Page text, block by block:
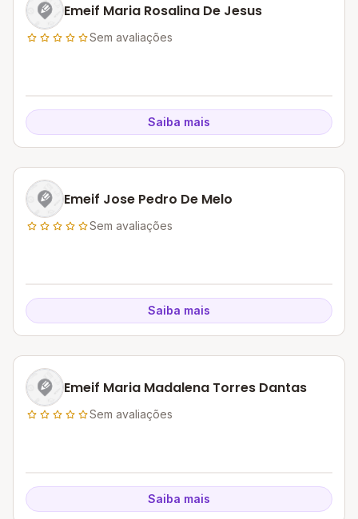
Emeif Maria Rosalina De Jesus
Sem avaliações
Saiba mais
Emeif Jose Pedro De Melo
Sem avaliações
Saiba mais
Emeif Maria Madalena Torres Dantas
Sem avaliações
Saiba mais